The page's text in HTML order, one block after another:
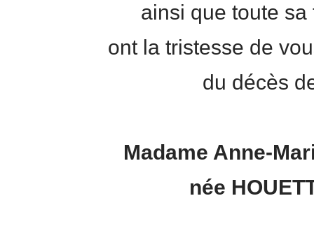
ainsi que toute sa
ont la tristesse de
du décès
Madame Anne-
née